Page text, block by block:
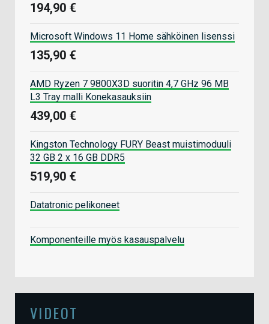
194,90 €
Microsoft Windows 11 Home sähköinen lisenssi
135,90 €
AMD Ryzen 7 9800X3D suoritin 4,7 GHz 96 MB
L3 Tray malli Konekasauksiin
439,00 €
Kingston Technology FURY Beast muistimoduuli
32 GB 2 x 16 GB DDR5
519,90 €
Datatronic pelikoneet
Komponenteille myös kasauspalvelu
VIDEOT